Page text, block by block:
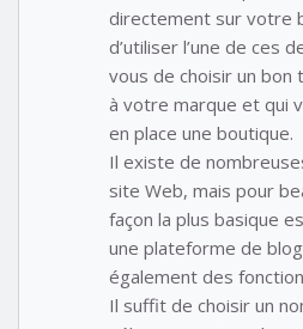
directement sur votre
d’utiliser l’une de ces
vous de choisir un bon
à votre marque et qui
en place une boutique.
Il existe de
site Web, mais pour
façon la plus basique
une plateforme de
également des
Il suffit de choisir un